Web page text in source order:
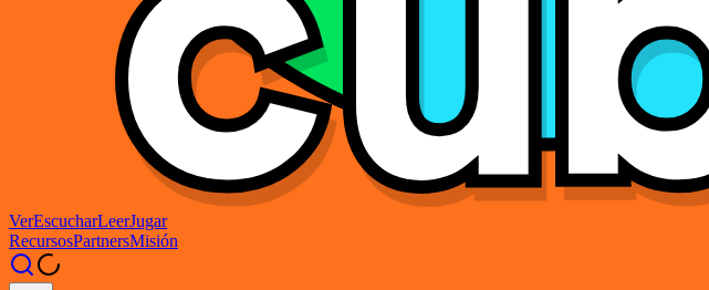
VerEscucharLeerJugar
RecursosPartnersMisión